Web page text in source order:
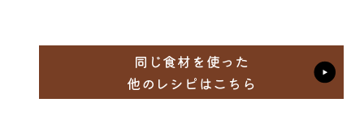
同じ食材を使った
他のレシピはこちら